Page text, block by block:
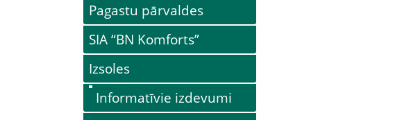
Pagastu pārvaldes
SIA “BN Komforts”
Izsoles
Informatīvie izdevumi